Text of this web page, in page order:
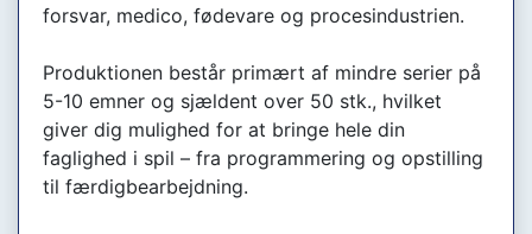
forsvar, medico, fødevare og procesindustrien.
Produktionen består primært af mindre serier på
5-10 emner og sjældent over 50 stk., hvilket
giver dig mulighed for at bringe hele din
faglighed i spil – fra programmering og opstilling
til færdigbearbejdning.